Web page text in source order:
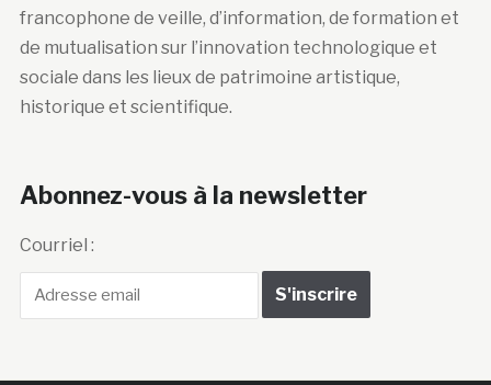
francophone de veille, d’information, de formation et
de mutualisation sur l’innovation technologique et
sociale dans les lieux de patrimoine artistique,
historique et scientifique.
Abonnez-vous à la newsletter
Courriel :